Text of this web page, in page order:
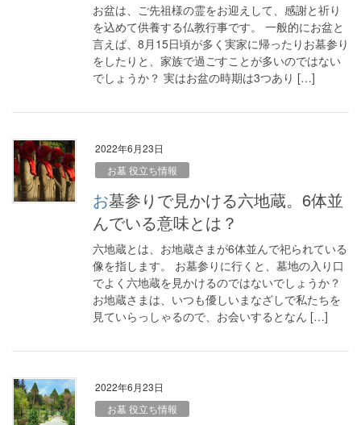
お盆は、ご先祖様の霊をお迎えして、感謝と祈り
を込めて供養する仏教行事です。 一般的にお盆と
言えば、8月15日頃が多く実家に帰ったりお墓参り
をしたりと、家族で過ごすことが多いのではない
でしょうか？ 実はお盆の時期は3つあり […]
2022年6月23日
お墓 役立ち情報
お墓参りで見かける六地蔵。6体並
んでいる意味とは？
六地蔵とは、お地蔵さまが6体並んで祀られている
像を指します。 お墓参りに行くと、墓地の入り口
でよく六地蔵を見かけるのではないでしょうか？
お地蔵さまは、いつも優しいまなざしで私たちを
見ていらっしゃるので、お会いするとなん […]
2022年6月23日
お墓 役立ち情報